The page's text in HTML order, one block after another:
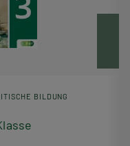
BILDUNG